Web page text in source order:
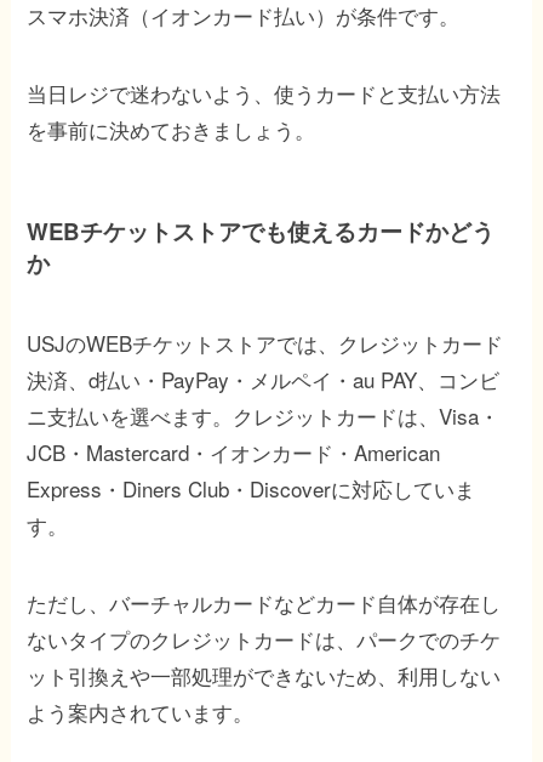
スマホ決済（イオンカード払い）が条件です。
当日レジで迷わないよう、使うカードと支払い方法
を事前に決めておきましょう。
WEBチケットストアでも使えるカードかどう
か
USJのWEBチケットストアでは、クレジットカード
決済、d払い・PayPay・メルペイ・au PAY、コンビ
ニ支払いを選べます。クレジットカードは、Visa・
JCB・Mastercard・イオンカード・American
Express・Diners Club・Discoverに対応していま
す。
ただし、バーチャルカードなどカード自体が存在し
ないタイプのクレジットカードは、パークでのチケ
ット引換えや一部処理ができないため、利用しない
よう案内されています。